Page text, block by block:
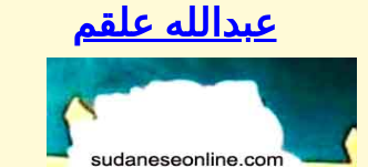
عبدالله علقم